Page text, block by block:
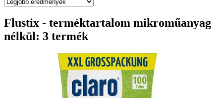
Flustix - terméktartalom mikroműanyag
nélkül: 3 termék